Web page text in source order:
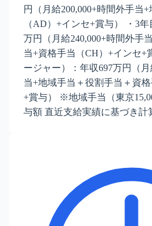
円（月給200,000+時間外手当
（AD）+インセ+賞与） ・3
万円（月給240,000+時間外手
当+資格手当（CH）+インセ+
ージャー）：年収697万円（
当+地域手当＋役割手当＋資
+賞与） ※地域手当（東京
与額 直近支給実績に基づき計